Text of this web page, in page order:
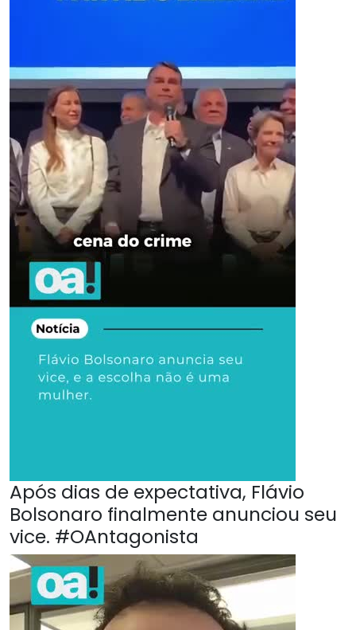
Após dias de expectativa, Flávio
Bolsonaro finalmente anunciou seu
vice. #OAntagonista